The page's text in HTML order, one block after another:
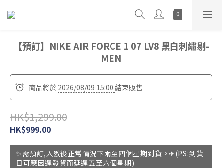
【預訂】NIKE AIR FORCE 1 07 LV8 黑白刺繡剔-
MEN
商品將於 2026/08/09 15:00 結束販售
HK$1,299.00
HK$999.00
✨需預訂,入數後正常情況下兩至四個星期到貨。✈(PS:到貨
日可應因遲發貨而延遲五至六個星期)